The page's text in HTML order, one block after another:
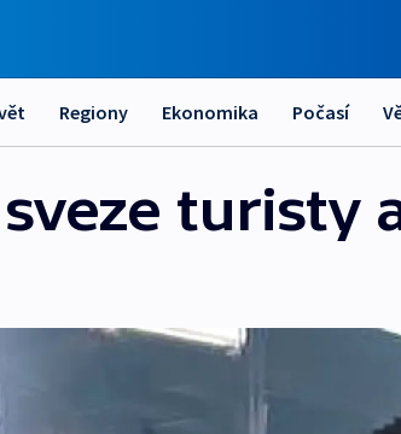
Regiony Ekonomika Počasí
turisty